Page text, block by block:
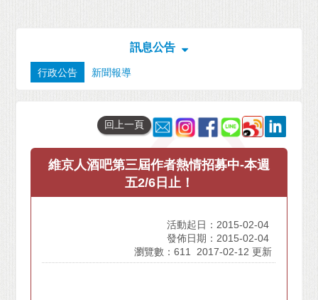
訊息公告
行政公告 新聞報導
回上一頁
維京人酒吧第三屆作者熱情招募中-本週
五2/6日止！
活動起日：2015-02-04
發佈日期：2015-02-04
瀏覽數：611
2017-02-12 更新